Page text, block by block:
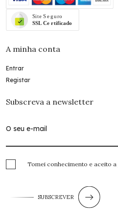
A minha conta
Entrar
Registar
Subscreva a newsletter
Tomei conhecimento e aceito a
SUBSCREVER